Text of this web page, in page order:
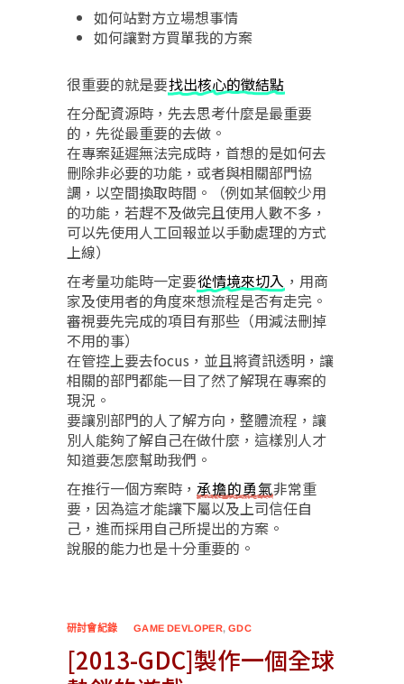
如何站對方立場想事情
如何讓對方買單我的方案
很重要的就是要找出核心的徵結點
在分配資源時，先去思考什麼是最重要
的，先從最重要的去做。
在專案延遲無法完成時，首想的是如何去
刪除非必要的功能，或者與相關部門協
調，以空間換取時間。（例如某個較少用
的功能，若趕不及做完且使用人數不多，
可以先使用人工回報並以手動處理的方式
上線）
在考量功能時一定要從情境來切入 ，用商
家及使用者的角度來想流程是否有走完。
審視要先完成的項目有那些（用減法刪掉
不用的事）
在管控上要去focus，並且將資訊透明，讓
相關的部門都能一目了然了解現在專案的
現況。
要讓別部門的人了解方向，整體流程，讓
別人能夠了解自己在做什麼，這樣別人才
知道要怎麼幫助我們。
在推行一個方案時， 承擔的勇氣非常重
要，因為這才能讓下屬以及上司信任自
己，進而採用自己所提出的方案。
說服的能力也是十分重要的。
研討會紀錄 GAME DEVLOPER,GDC
[2013-GDC]製作一個全球